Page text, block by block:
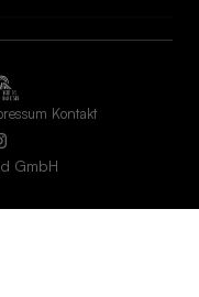
GmbH
Kontakt